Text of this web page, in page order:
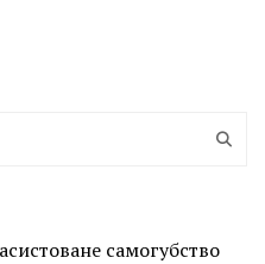
самогубство